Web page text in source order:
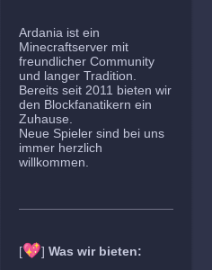
Ardania ist ein
Minecraftserver mit
freundlicher Community
und langer Tradition.
Bereits seit 2011 bieten wir
den Blockfanatikern ein
Zuhause.
Neue Spieler sind bei uns
immer herzlich
willkommen.
[💖] Was wir bieten: